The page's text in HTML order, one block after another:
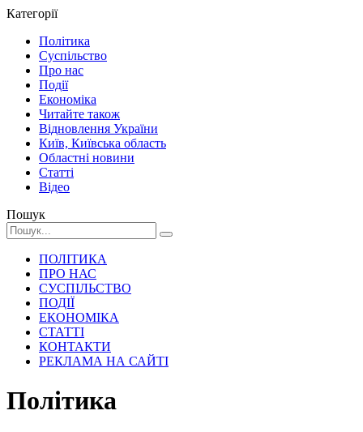
Категорії
Політика
Суспільство
Про нас
Події
Економіка
Читайте також
Відновлення України
Київ, Київська область
Областні новини
Статті
Відео
Пошук
ПОЛІТИКА
ПРО НАС
СУСПІЛЬСТВО
ПОДІЇ
ЕКОНОМІКА
СТАТТІ
КОНТАКТИ
РЕКЛАМА НА САЙТІ
Політика